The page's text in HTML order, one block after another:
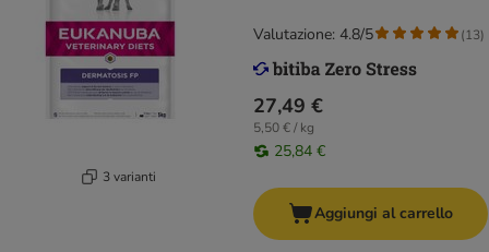
3 varianti
27,49 €
5,50 € / kg
25,84 €
Valutazione: 4.8/5 (13)
Aggiungi al carrello